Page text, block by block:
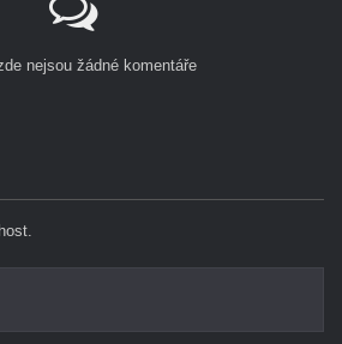
nejsou žádné komentáře